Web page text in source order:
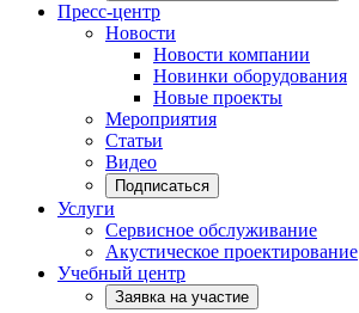
Пресс-центр
Новости
Новости компании
Новинки оборудования
Новые проекты
Мероприятия
Статьи
Видео
Подписаться
Услуги
Сервисное обслуживание
Акустическое проектирование
Учебный центр
Заявка на участие